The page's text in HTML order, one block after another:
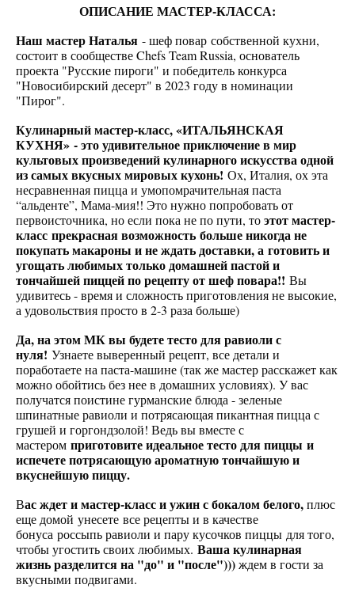
ОПИСАНИЕ МАСТЕР-КЛАССА:
Наш мастер Наталья - шеф повар собственной кухни,
состоит в сообществе Chefs Team Russia, основатель
проекта "Русские пироги" и победитель конкурса
"Новосибирский десерт" в 2023 году в номинации
"Пирог".
Кулинарный мастер-класс, «ИТАЛЬЯНСКАЯ
КУХНЯ» - это удивительное приключение в мир
культовых произведений кулинарного искусства одной
из самых вкусных мировых кухонь! Ох, Италия, ох эта
несравненная пицца и умопомрачительная паста
“альденте”, Мама-мия!! Это нужно попробовать от
первоисточника, но если пока не по пути, тоэтот мастер-
класс прекрасная возможность больше никогда не
покупать макароны и не ждать доставки, а готовить и
угощать любимых только домашней пастой и
тончайшей пиццей по рецепту от шеф повара!! Вы
удивитесь - время и сложность приготовления не высокие,
а удовольствия просто в 2-3 раза больше)
Да, на этом МК вы будете тесто для равиоли с
нуля! Узнаете выверенный рецепт, все детали и
поработаете на паста-машине (так же мастер расскажет как
можно обойтись без нее в домашних условиях). У вас
получатся поистине гурманские блюда - зеленые
шпинатные равиоли и потрясающая пикантная пицца с
грушей и горгондзолой! Ведь вы вместе с
мастером приготовите идеальное тесто для пиццы и
испечете потрясающую ароматную тончайшую и
вкуснейшую пиццу.
Вас ждет и мастер-класс и ужин с бокалом белого,плюс
еще домой унесете все рецепты и в качестве
бонуса россыпь равиоли и пару кусочков пиццы для того,
чтобы угостить своих любимых. Ваша кулинарная
жизнь разделится на "до" и "после")))ждем в гости за
вкусными подвигами.